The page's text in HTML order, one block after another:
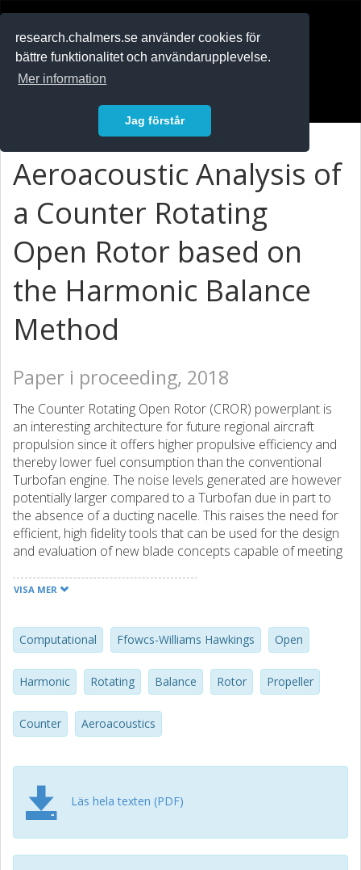
research.chalmers.se använder cookies för
bättre funktionalitet och användarupplevelse.
Mer information
Jag förstår
Aeroacoustic Analysis of
a Counter Rotating
Open Rotor based on
the Harmonic Balance
Method
Paper i proceeding, 2018
The Counter Rotating Open Rotor (CROR) powerplant is
an interesting architecture for future regional aircraft
propulsion since it offers higher propulsive efficiency and
thereby lower fuel consumption than the conventional
Turbofan engine. The noise levels generated are however
potentially larger compared to a Turbofan due in part to
the absence of a ducting nacelle. This raises the need for
efficient, high fidelity tools that can be used for the design
and evaluation of new blade concepts capable of meeting
Aeroacoustics (CAA) platform for CRORs based on the
frequencies of the flow by expressing the solution as a
truncated Fourier series in time. Coupling between the
resolved frequencies is furthermore possible since the
nonlinear URANS equations are solved for. The far field
acoustic signature is obtained by solving a convective form
of the Ffowcs Williams-Hawkings equations for permeable
scale, pusher type CROR operating at cruise conditions.
VISA MER
Computational Ffowcs-Williams Hawkings Open
Harmonic Rotating Balance Rotor Propeller
Counter Aeroacoustics
Läs hela texten (PDF)